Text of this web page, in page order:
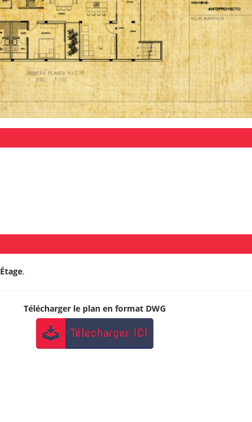
Étage.
Télécharger le plan en format DWG